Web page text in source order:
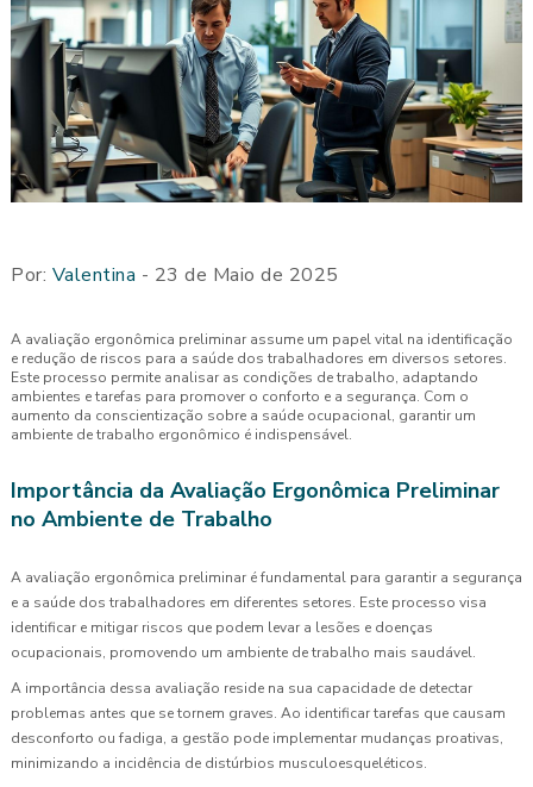
Por: Valentina - 23 de Maio de 2025
A avaliação ergonômica preliminar assume um papel vital na identificação
e redução de riscos para a saúde dos trabalhadores em diversos setores.
Este processo permite analisar as condições de trabalho, adaptando
ambientes e tarefas para promover o conforto e a segurança. Com o
aumento da conscientização sobre a saúde ocupacional, garantir um
ambiente de trabalho ergonômico é indispensável.
Importância da Avaliação Ergonômica Preliminar
no Ambiente de Trabalho
A avaliação ergonômica preliminar é fundamental para garantir a segurança
e a saúde dos trabalhadores em diferentes setores. Este processo visa
identificar e mitigar riscos que podem levar a lesões e doenças
ocupacionais, promovendo um ambiente de trabalho mais saudável.
A importância dessa avaliação reside na sua capacidade de detectar
problemas antes que se tornem graves. Ao identificar tarefas que causam
desconforto ou fadiga, a gestão pode implementar mudanças proativas,
minimizando a incidência de distúrbios musculoesqueléticos.